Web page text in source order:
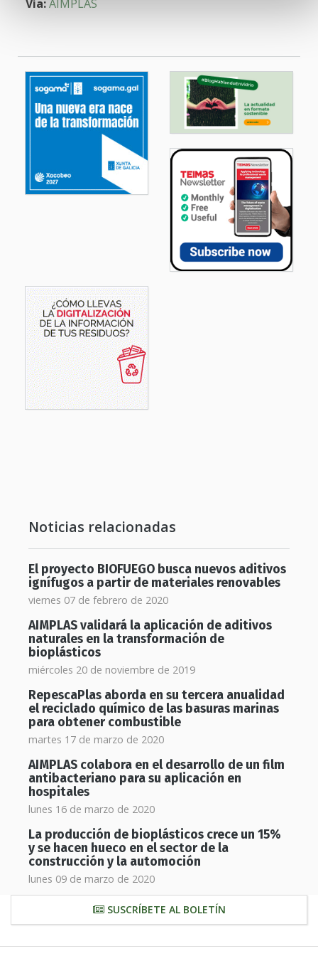
Via:AIMPLAS
Noticias relacionadas
El proyecto BIOFUEGO busca nuevos aditivos
ignífugos a partir de materiales renovables
viernes 07 de febrero de 2020
AIMPLAS validará la aplicación de aditivos
naturales en la transformación de
bioplásticos
miércoles 20 de noviembre de 2019
RepescaPlas aborda en su tercera anualidad
el reciclado químico de las basuras marinas
para obtener combustible
martes 17 de marzo de 2020
AIMPLAS colabora en el desarrollo de un film
antibacteriano para su aplicación en
hospitales
lunes 16 de marzo de 2020
La producción de bioplásticos crece un 15%
y se hacen hueco en el sector de la
construcción y la automoción
lunes 09 de marzo de 2020
SUSCRÍBETE AL BOLETÍN